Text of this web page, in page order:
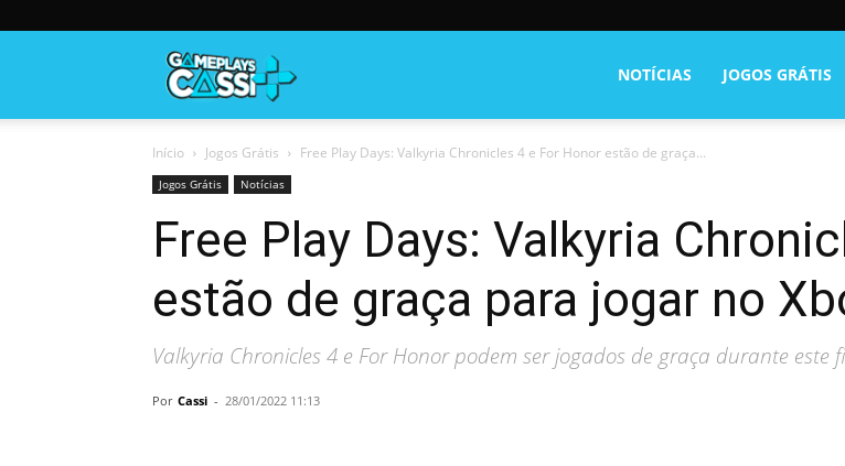
NOTÍCIAS JOGOS GRÁTIS
Início Jogos Grátis Free Play Days: Valkyria Chronicles 4 e For Honor estão de graça...
Jogos Grátis Notícias
Free Play Days: Valkyria
estão de graça para jogar no
Valkyria Chronicles 4 e For Honor podem ser jogados de graça durante este
Por Cassi - 28/01/2022 11:13